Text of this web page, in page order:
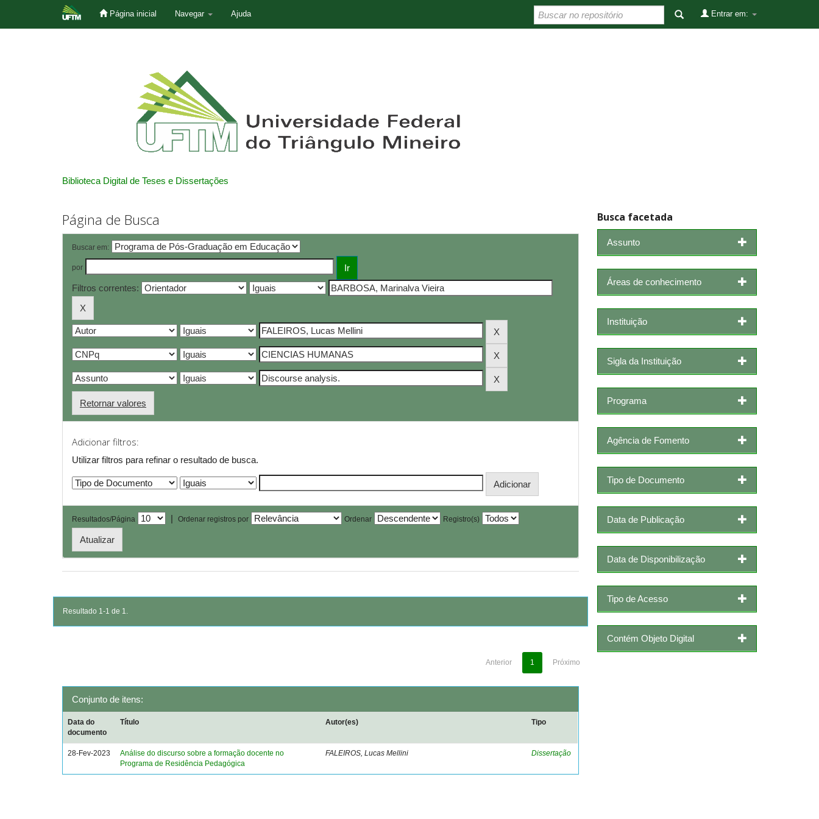
Página inicial Navegar Ajuda Entrar em:
Biblioteca Digital de Teses e Dissertações
Página de Busca
Buscar em:
por
Filtros correntes:
Retornar valores
Adicionar filtros:
Utilizar filtros para refinar o resultado de busca.
Resultados/Página | Ordenar registros por Ordenar Registro(s)
Resultado 1-1 de 1.
Anterior 1 Próximo
Conjunto de itens:
Data do
documento
Título Autor(es) Tipo
28-Fev-2023
Análise do discurso sobre a formação docente no
Programa de Residência Pedagógica
FALEIROS, Lucas Mellini Dissertação
Busca facetada
Assunto
Áreas de conhecimento
Instituição
Sigla da Instituição
Programa
Agência de Fomento
Tipo de Documento
Data de Publicação
Data de Disponibilização
Tipo de Acesso
Contém Objeto Digital